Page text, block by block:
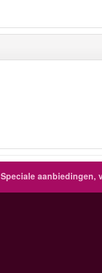
Speciale aanbiedingen,